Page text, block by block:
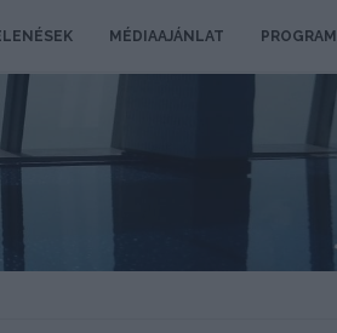
MÉDIAAJÁNLAT